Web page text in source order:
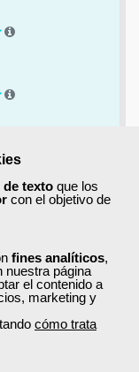
de texto que los
con el objetivo de
fines analíticos,
nuestra página
el contenido a
marketing y
cómo trata
ofertas